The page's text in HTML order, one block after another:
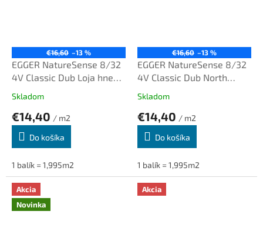
€16,60 –13 %
EGGER NatureSense 8/32
4V Classic Dub Loja hnedý
Skladom
€14,40 / m2
Do košíka
1 balík = 1,995m2
€16,60 –13 %
EGGER NatureSense 8/32
4V Classic Dub North
Skladom
€14,40 / m2
Do košíka
1 balík = 1,995m2
Akcia
Novinka
Akcia